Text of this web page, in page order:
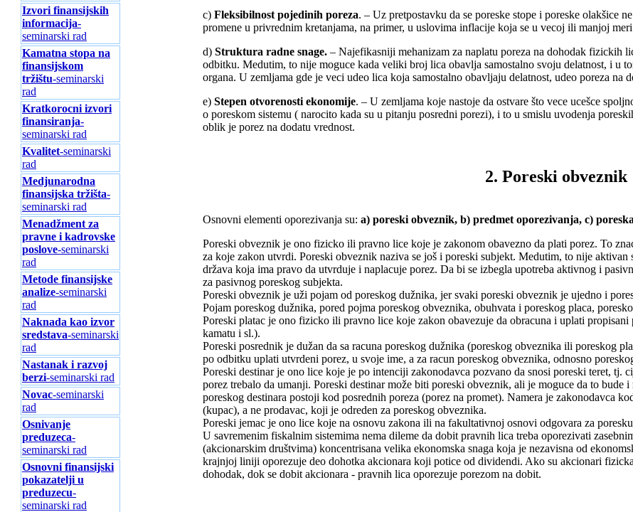
Izvori finansijskih
informacija-
seminarski rad
Kamatna stopa na
finansijskom
tržištu-seminarski
rad
Kratkorocni izvori
finansiranja-
seminarski rad
Kvalitet-seminarski
rad
Medjunarodna
finansijska tržišta-
seminarski rad
Menadžment za
pravne i kadrovske
poslove-seminarski
rad
Metode finansijske
analize-seminarski
rad
Naknada kao izvor
sredstava-seminarski
rad
Nastanak i razvoj
berzi-seminarski rad
Novac-seminarski
rad
Osnivanje
preduzeca-
seminarski rad
Osnovni finansijski
pokazatelji u
preduzecu-
seminarski rad
c) Fleksibilnost pojedinih poreza. – Uz pretpostavku da se poreske stope i poreske olakšice
promene u privrednim kretanjama, na primer, u uslovima inflacije koja se u vecoj ili manjoj
d) Struktura radne snage. – Najefikasniji mehanizam za naplatu poreza na dohodak fizickih
odbitku. Medutim, to nije moguce kada veliki broj lica obavlja samostalno svoju delatnost, i u
organa. U zemljama gde je veci udeo lica koja samostalno obavljaju delatnost, udeo poreza
e) Stepen otvorenosti ekonomije. – U zemljama koje nastoje da ostvare što vece ucešce
o poreskom sistemu ( narocito kada su u pitanju posredni porezi), i to u smislu uvodenja
oblik je porez na dodatu vrednost.
2. Poreski obveznik
Osnovni elementi oporezivanja su: a) poreski obveznik, b) predmet oporezivanja, c)
Poreski obveznik je ono fizicko ili pravno lice koje je zakonom obavezno da plati porez. To
za koje zakon utvrdi. Poreski obveznik naziva se još i poreski subjekt. Medutim, to nije
država koja ima pravo da utvrduje i naplacuje porez. Da bi se izbegla upotreba aktivnog i
za pasivnog poreskog subjekta.
Poreski obveznik je uži pojam od poreskog dužnika, jer svaki poreski obveznik je ujedno i
Pojam poreskog dužnika, pored pojma poreskog obveznika, obuhvata i poreskog placa,
Poreski platac je ono fizicko ili pravno lice koje zakon obavezuje da obracuna i uplati
kamatu i sl.).
Poreski posrednik je dužan da sa racuna poreskog dužnika (poreskog obveznika ili poreskog
po odbitku uplati utvrdeni porez, u svoje ime, a za racun poreskog obveznika, odnosno
Poreski destinar je ono lice koje je po intenciji zakonodavca pozvano da snosi poreski teret,
porez trebalo da umanji. Poreski destinar može biti poreski obveznik, ali je moguce da to
poreskog destinara postoji kod posrednih poreza (porez na promet). Namera je zakonodavca
(kupac), a ne prodavac, koji je odreden za poreskog obveznika.
Poreski jemac je ono lice koje na osnovu zakona ili na fakultativnoj osnovi odgovara za
U savremenim fiskalnim sistemima nema dileme da dobit pravnih lica treba oporezivati
(akcionarskim društvima) koncentrisana velika ekonomska snaga koja je nezavisna od
krajnjoj liniji oporezuje deo dohotka akcionara koji potice od dividendi. Ako su akcionari
dohodak, dok se dobit akcionara - pravnih lica oporezuje porezom na dobit.